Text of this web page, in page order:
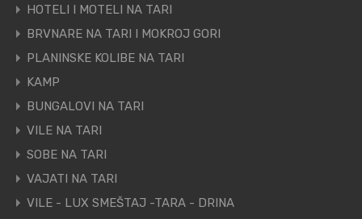
HOTELI I MOTELI NA TARI
BRVNARE NA TARI I MOKROJ GORI
PLANINSKE KOLIBE NA TARI
KAMP
BUNGALOVI NA TARI
VILE NA TARI
SOBE NA TARI
VAJATI NA TARI
VILE - LUX SMEŠTAJ -TARA - DRINA